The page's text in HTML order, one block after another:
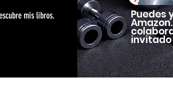
mis libros.
Puedes
invitado